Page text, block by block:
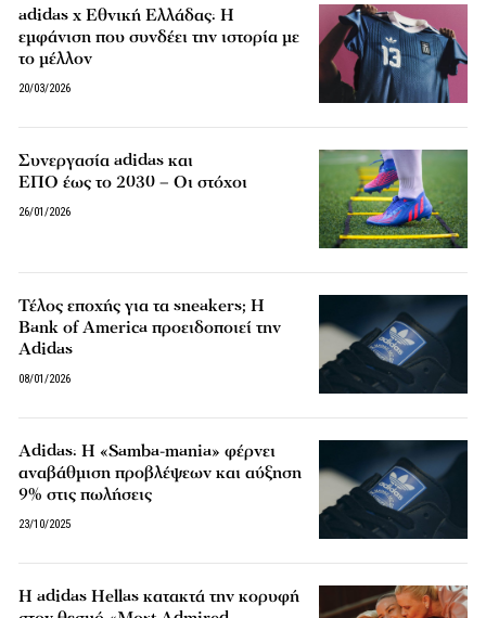
adidas x Εθνική Ελλάδας: Η
εμφάνιση που συνδέει την ιστορία με
το μέλλον
20/03/2026
Συνεργασία adidas και
ΕΠΟ έως το 2030 – Οι στόχοι
26/01/2026
Τέλος εποχής για τα sneakers; Η
Bank of America προειδοποιεί την
Adidas
08/01/2026
Adidas: Η «Samba-mania» φέρνει
αναβάθμιση προβλέψεων και αύξηση
9% στις πωλήσεις
23/10/2025
Η adidas Hellas κατακτά την κορυφή